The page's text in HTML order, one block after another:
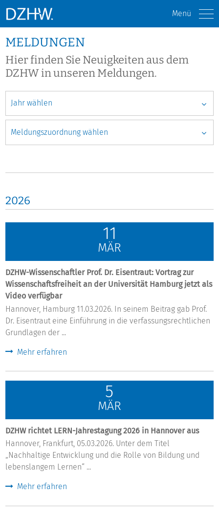
Menü
MELDUNGEN
Hier finden Sie Neuigkeiten aus dem
DZHW in unseren Meldungen.
2026
11
MÄR
DZHW-Wissenschaftler Prof. Dr. Eisentraut: Vortrag zur
Wissenschaftsfreiheit an der Universität Hamburg jetzt als
Video verfügbar
Hannover, Hamburg 11.03.2026. In seinem Beitrag gab Prof.
Dr. Eisentraut eine Einführung in die verfassungsrechtlichen
Grundlagen der ...
Mehr erfahren
5
MÄR
DZHW richtet LERN-Jahrestagung 2026 in Hannover aus
Hannover, Frankfurt, 05.03.2026. Unter dem Titel
„Nachhaltige Entwicklung und die Rolle von Bildung und
lebenslangem Lernen“ ...
Mehr erfahren